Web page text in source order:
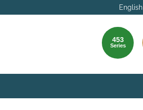
English
453
Series